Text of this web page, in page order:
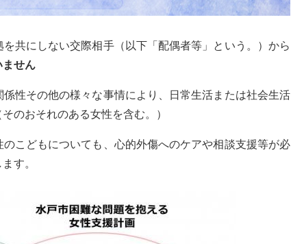
共にしない交際相手（以下「配偶者等」という。）から
せん
性その他の様々な事情により、日常生活または社会生活
のおそれのある女性を含む。）
こどもについても、心的外傷へのケアや相談支援等が必
す。